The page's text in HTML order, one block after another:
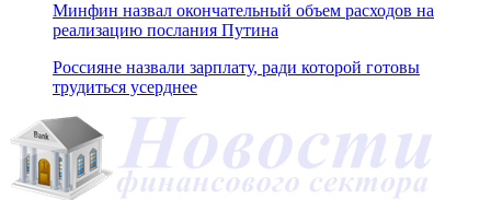
Минфин назвал окончательный объем расходов на
реализацию послания Путина
Россияне назвали зарплату, ради которой готовы
трудиться усерднее